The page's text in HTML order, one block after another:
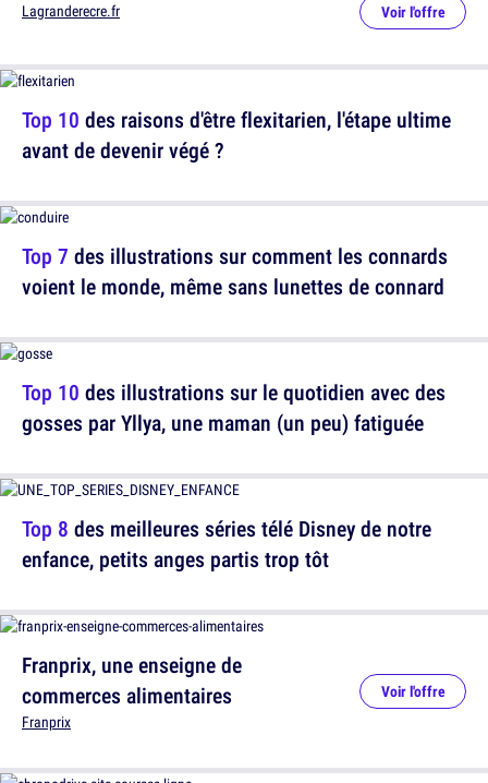
Lagranderecre.fr Voir l'offre
Top 7 des illustrations sur comment les connards
voient le monde, même sans lunettes de connard
Top 8 des meilleures séries télé Disney de notre
enfance, petits anges partis trop tôt
Top 10 des raisons d'être flexitarien, l'étape ultime
avant de devenir végé ?
Top 10 des illustrations sur le quotidien avec des
gosses par Yllya, une maman (un peu) fatiguée
Franprix, une enseigne de
commerces alimentaires
Franprix
Voir l'offre